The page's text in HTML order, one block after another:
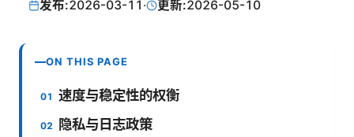
发布:2026-03-11 · 更新:2026-05-10
ON THIS PAGE
速度与稳定性的权衡
隐私与日志政策